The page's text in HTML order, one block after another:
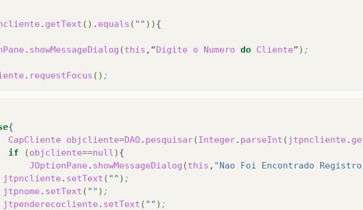
. getText () . equals ( "" )) {
. showMessageDialog (this ,“Digite o Numero do Cliente”) ;
. requestFocus () ;
CapCliente
objcliente=DAO. pesquisar(Integer. parseInt ( jtpncliente .
if
(objcliente==null )
JOptionPane . showMessageDialog (this , "Nao Foi Encontrado
jtpncliente . setText ( "" ) ;
jtpnome . setText ( "" ) ;
jtpenderecocliente . setText ( "" ) ;